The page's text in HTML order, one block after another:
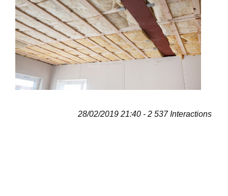
28/02/2019 21:40 - 2 537 Interactions